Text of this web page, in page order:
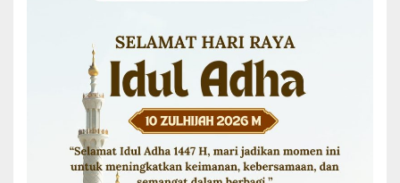
BERITA DINAS PENDIDIKAN DOLOK BATU NANGGAR
Kepengurusan FORASIMA Tingkat
Kabupaten Simalungun Periode 2024-2026
Dikukuhkan